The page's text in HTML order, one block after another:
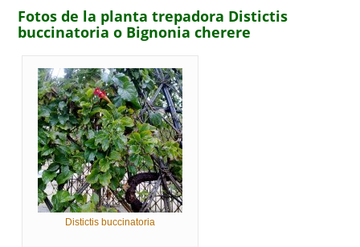
Fotos de la planta trepadora Distictis
buccinatoria o Bignonia cherere
Distictis buccinatoria